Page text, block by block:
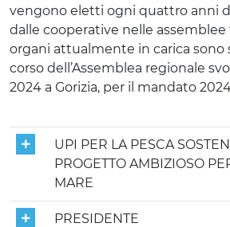
vengono eletti ogni quattro anni
dalle cooperative nelle assemblee
organi attualmente in carica sono
corso dell’Assemblea regionale
2024 a Gorizia, per il mandato
UPI PER LA PESCA
PROGETTO AMBIZIOSO
MARE
PRESIDENTE